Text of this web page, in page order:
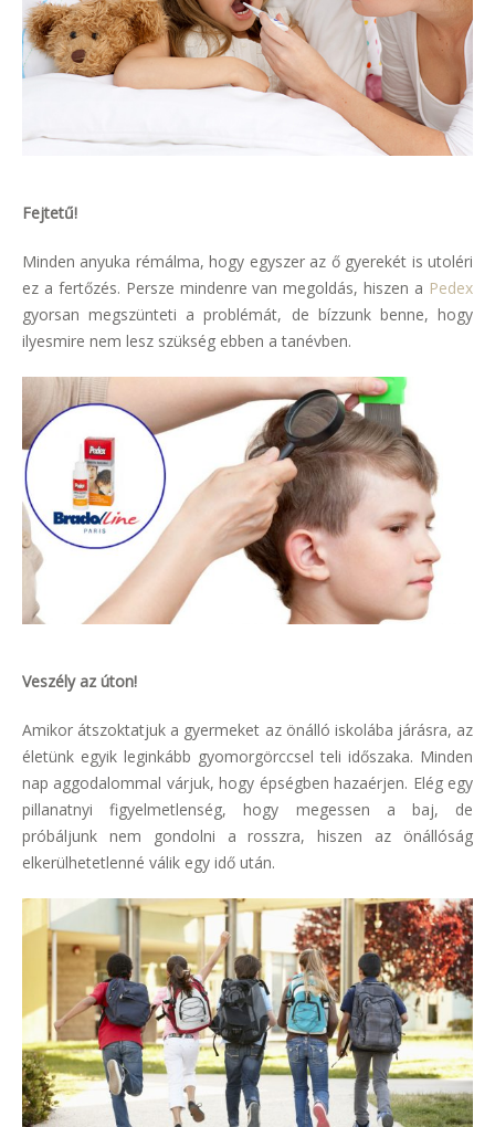
Fejtetű!
Minden anyuka rémálma, hogy egyszer az ő gyerekét is utoléri
ez a fertőzés. Persze mindenre van megoldás, hiszen a Pedex
gyorsan megszünteti a problémát, de bízzunk benne, hogy
ilyesmire nem lesz szükség ebben a tanévben.
Veszély az úton!
Amikor átszoktatjuk a gyermeket az önálló iskolába járásra, az
életünk egyik leginkább gyomorgörccsel teli időszaka. Minden
nap aggodalommal várjuk, hogy épségben hazaérjen. Elég egy
pillanatnyi figyelmetlenség, hogy megessen a baj, de
próbáljunk nem gondolni a rosszra, hiszen az önállóság
elkerülhetetlenné válik egy idő után.